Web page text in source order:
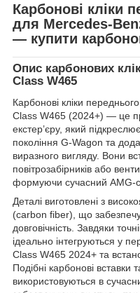
Карбонові кліки
для Mercedes-
— купити
Опис карбонових
Class W465
Карбонові кліки
Class W465 (2024+) — це
екстер’єру, який
покоління G-Wagon та
виразного вигляду. Вони
повітрозабірників або
формуючи сучасний AMG-
Деталі виготовлені з
(carbon fiber), що забезпечує
довговічність. Завдяки
ідеально інтегруються у
Class W465 2024+ та
Подібні карбонові
використовуються в